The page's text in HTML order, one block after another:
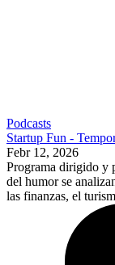
Podcasts
Startup Fun -
Febr 12, 2026
Programa dirigido y
del humor se
las finanzas, el